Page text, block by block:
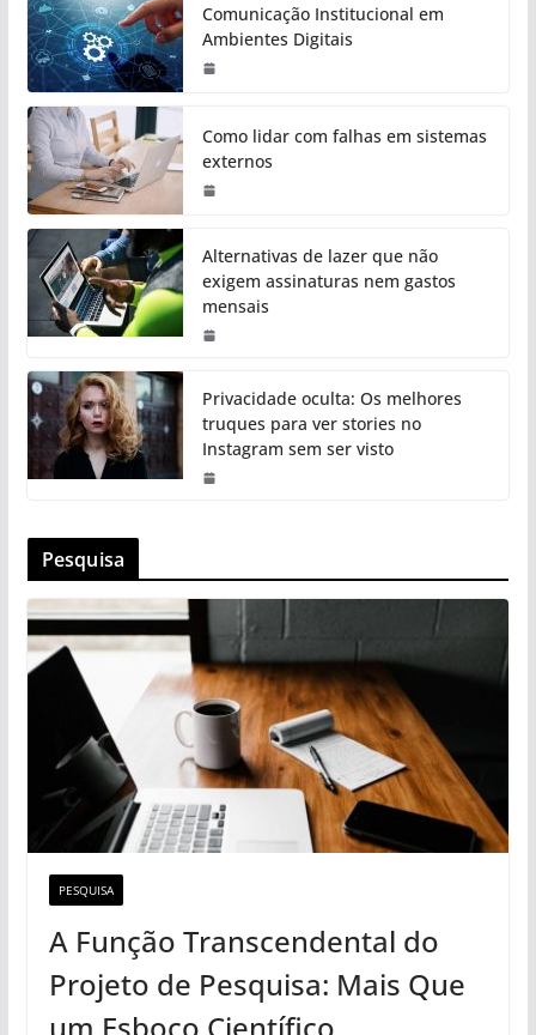
Comunicação Institucional em
Ambientes Digitais
Como lidar com falhas em sistemas
externos
Alternativas de lazer que não
exigem assinaturas nem gastos
mensais
Privacidade oculta: Os melhores
truques para ver stories no
Instagram sem ser visto
Pesquisa
PESQUISA
A Função Transcendental do
Projeto de Pesquisa: Mais Que
um Esboço Científico